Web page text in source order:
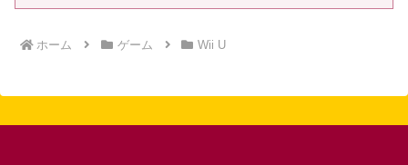
ホーム ゲーム Wii U